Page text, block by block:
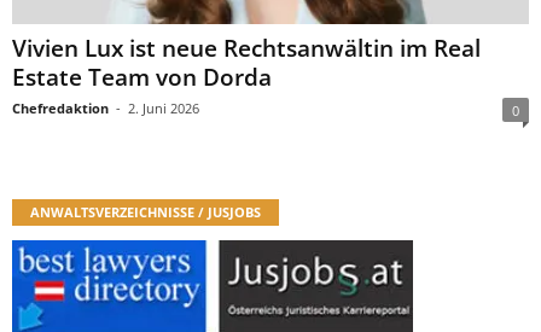
Vivien Lux ist neue Rechtsanwältin im Real
Estate Team von Dorda
Chefredaktion - 2. Juni 2026 0
ANWALTSVERZEICHNISSE / JUSJOBS